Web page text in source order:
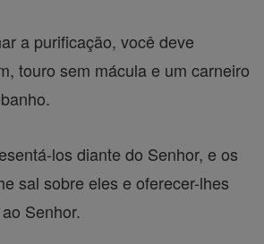
a purificação, você deve
touro sem mácula e um carneiro
los diante do Senhor, e os
sal sobre eles e oferecer-lhes
Senhor.